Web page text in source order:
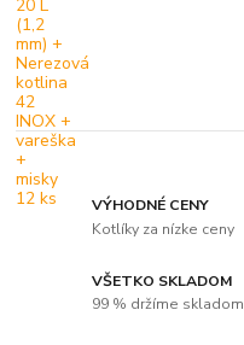
VÝHODNÉ CENY
Kotlíky za nízke ceny
VŠETKO SKLADOM
99 % držíme skladom